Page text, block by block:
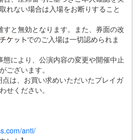
れない場合は入場をお断りすること
と無効となります。また、券面の改
でのご入場は一切認められま
により、公演内容の変更や開催中止
ございます。
点は、お買い求めいただいたプレイガ
せください。
anti/